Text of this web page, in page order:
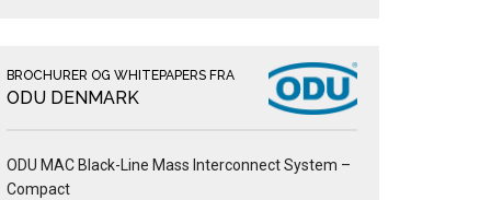
BROCHURER OG WHITEPAPERS FRA
ODU DENMARK
ODU MAC Black-Line Mass Interconnect System –
Compact